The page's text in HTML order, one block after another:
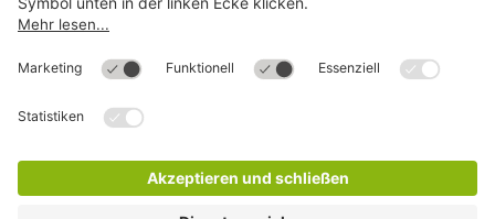
©
Q-ParkDeutschland (2018)
Impressum